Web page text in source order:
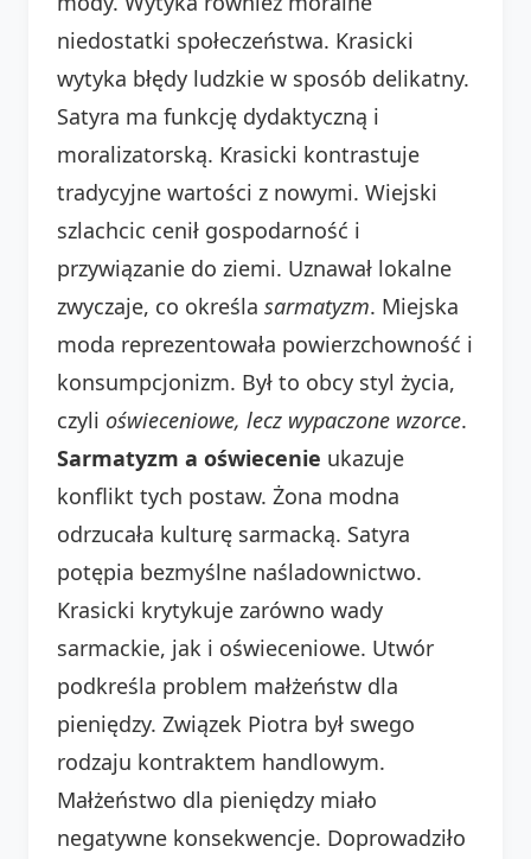
niedostatki społeczeństwa. Krasicki
wytyka błędy ludzkie w sposób delikatny.
Satyra ma funkcję dydaktyczną i
moralizatorską. Krasicki kontrastuje
tradycyjne wartości z nowymi. Wiejski
szlachcic cenił gospodarność i
przywiązanie do ziemi. Uznawał lokalne
zwyczaje, co określa sarmatyzm. Miejska
moda reprezentowała powierzchowność i
konsumpcjonizm. Był to obcy styl życia,
czyli oświeceniowe, lecz wypaczone wzorce.
Sarmatyzm a oświecenie ukazuje
konflikt tych postaw. Żona modna
odrzucała kulturę sarmacką. Satyra
potępia bezmyślne naśladownictwo.
Krasicki krytykuje zarówno wady
sarmackie, jak i oświeceniowe. Utwór
podkreśla problem małżeństw dla
pieniędzy. Związek Piotra był swego
rodzaju kontraktem handlowym.
Małżeństwo dla pieniędzy miało
negatywne konsekwencje. Doprowadziło